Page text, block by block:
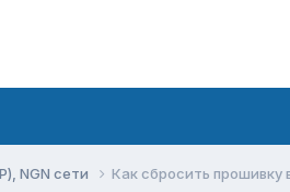
NGN сети Как сбросить прошивку